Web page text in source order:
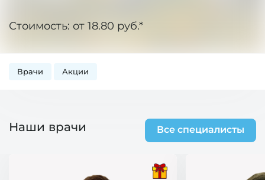
Стоимость: от 18.80 руб.*
Врачи Акции
Наши врачи Все специалисты